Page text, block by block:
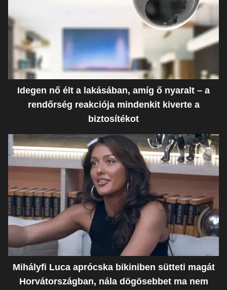
Idegen nő élt a lakásában, amíg ő nyaralt – a
rendőrség reakciója mindenkit kiverte a
biztosítékot
Mihályfi Luca aprócska bikiniben sütteti magát
Horvátországban, nála dögösebbet ma nem